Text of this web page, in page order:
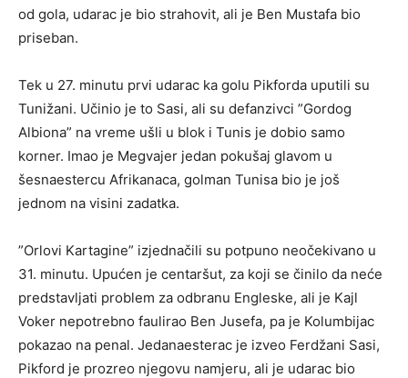
od gola, udarac je bio strahovit, ali je Ben Mustafa bio
priseban.
Tek u 27. minutu prvi udarac ka golu Pikforda uputili su
Tunižani. Učinio je to Sasi, ali su defanzivci ”Gordog
Albiona” na vreme ušli u blok i Tunis je dobio samo
korner. Imao je Megvajer jedan pokušaj glavom u
šesnaestercu Afrikanaca, golman Tunisa bio je još
jednom na visini zadatka.
”Orlovi Kartagine” izjednačili su potpuno neočekivano u
31. minutu. Upućen je centaršut, za koji se činilo da neće
predstavljati problem za odbranu Engleske, ali je Kajl
Voker nepotrebno faulirao Ben Jusefa, pa je Kolumbijac
pokazao na penal. Jedanaesterac je izveo Ferdžani Sasi,
Pikford je prozreo njegovu namjeru, ali je udarac bio